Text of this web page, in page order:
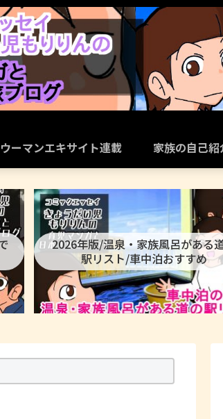
ウーマンエキサイト連載 家族の自己紹
2026年版/温泉・家族風呂がある
駅リスト/車中泊おすすめ